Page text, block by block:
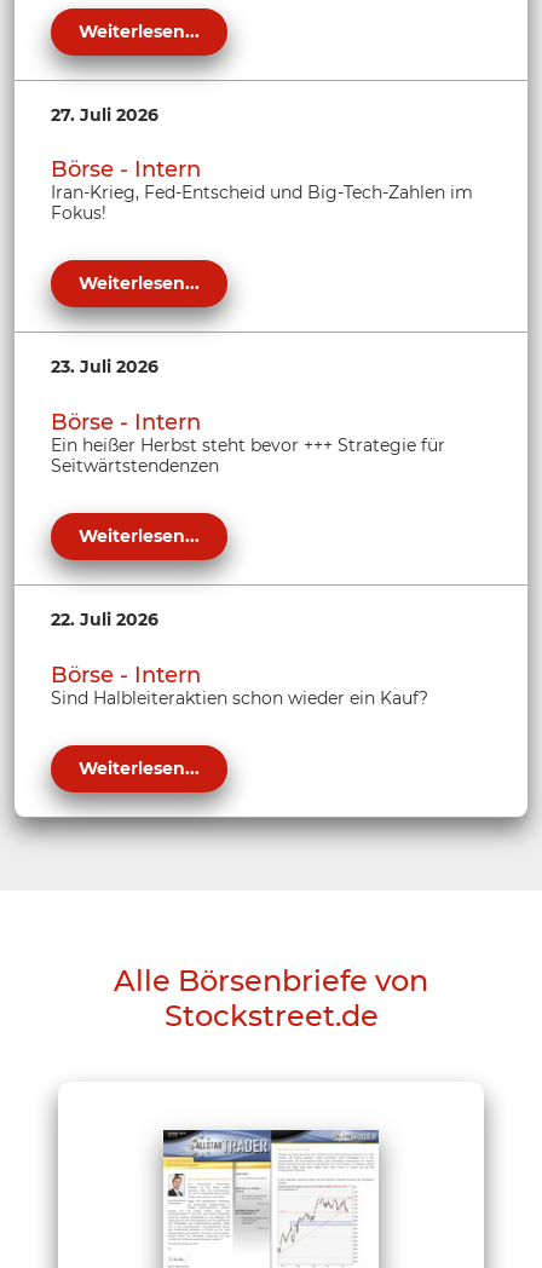
Weiterlesen...
27. Juli 2026
Börse - Intern
Iran-Krieg, Fed-Entscheid und Big-Tech-Zahlen im
Fokus!
Weiterlesen...
23. Juli 2026
Börse - Intern
Ein heißer Herbst steht bevor +++ Strategie für
Seitwärtstendenzen
Weiterlesen...
22. Juli 2026
Börse - Intern
Sind Halbleiteraktien schon wieder ein Kauf?
Weiterlesen...
Alle Börsenbriefe von
Stockstreet.de